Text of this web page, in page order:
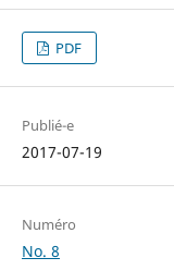
PDF
Publié-e
2017-07-19
Numéro
No. 8